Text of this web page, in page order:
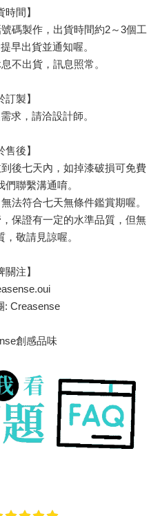
時間】
號碼製作，出貨時間約2～3個工
早出貨並通知喔。
不出貨，訊息照常。
訂製】
求，請洽設計師。
售後】
到後七天內，如掉漆破損可免費
聯繫溝通唷。
法符合七天無條件鑑賞期喔。
，保證有一定的水準品質，但無
敬請見諒喔。
關注】
: Creasense
創感品味